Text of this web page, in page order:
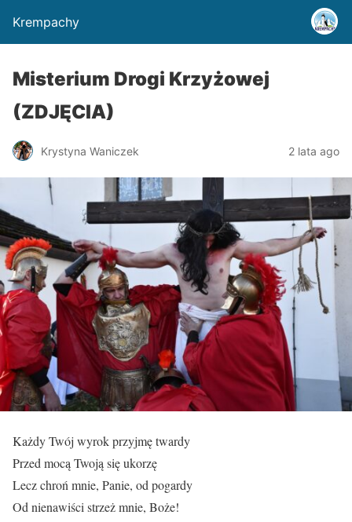
Krempachy
Misterium Drogi Krzyżowej
(ZDJĘCIA)
Krystyna Waniczek 2 lata ago
Każdy Twój wyrok przyjmę twardy
Przed mocą Twoją się ukorzę
Lecz chroń mnie, Panie, od pogardy
Od nienawiści strzeż mnie, Boże!